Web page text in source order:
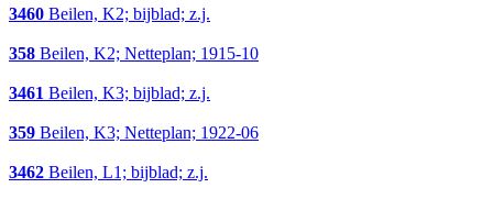
3460 Beilen, K2; bijblad; z.j.
358 Beilen, K2; Netteplan; 1915-10
3461 Beilen, K3; bijblad; z.j.
359 Beilen, K3; Netteplan; 1922-06
3462 Beilen, L1; bijblad; z.j.